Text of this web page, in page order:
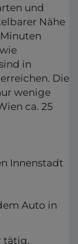
und
Nähe
in
Die
wenige
ca. 25
Innenstadt
Auto in
tätig.